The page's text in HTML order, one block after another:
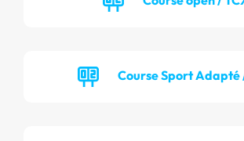
Course Sport Adapté